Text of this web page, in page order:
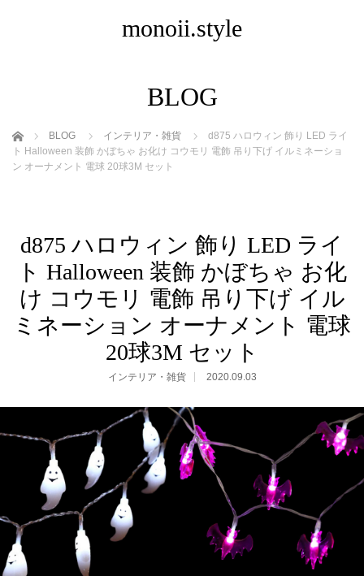
monoii.style
BLOG
ホーム BLOG インテリア・雑貨
d875 ハロウィン 飾り LED ライ
ト Halloween 装飾 かぼちゃ お化け コウモリ 電飾 吊り下げ イルミネーショ
ン オーナメント 電球 20球3M セット
d875 ハロウィン 飾り LED ライ
ト Halloween 装飾 かぼちゃ お化
け コウモリ 電飾 吊り下げ イル
ミネーション オーナメント 電球
20球3M セット
インテリア・雑貨 2020.09.03